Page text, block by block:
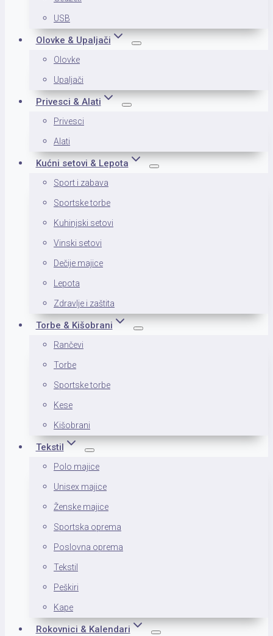
USB
Olovke & Upaljači
Olovke
Upaljači
Privesci & Alati
Privesci
Alati
Kućni setovi & Lepota
Sport i zabava
Sportske torbe
Kuhinjski setovi
Vinski setovi
Dečije majice
Lepota
Zdravlje i zaštita
Torbe & Kišobrani
Rančevi
Torbe
Sportske torbe
Kese
Kišobrani
Tekstil
Polo majice
Unisex majice
Ženske majice
Sportska oprema
Poslovna oprema
Tekstil
Peškiri
Kape
Rokovnici & Kalendari